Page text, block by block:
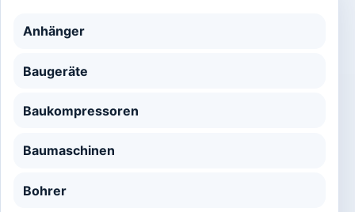
Anhänger
Baugeräte
Baukompressoren
Baumaschinen
Bohrer